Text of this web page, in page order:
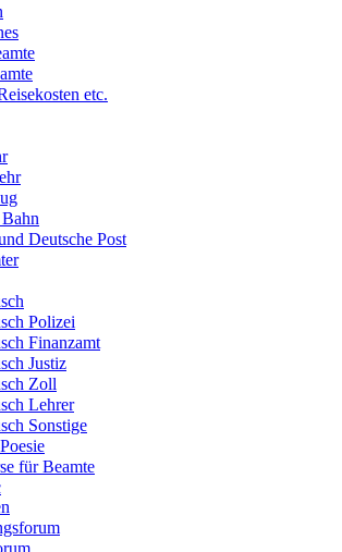
etc.
Deutsche Post
Polizei
Finanzamt
Justiz
Zoll
Lehrer
Sonstige
für Beamte